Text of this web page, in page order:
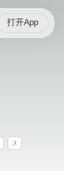
打开App